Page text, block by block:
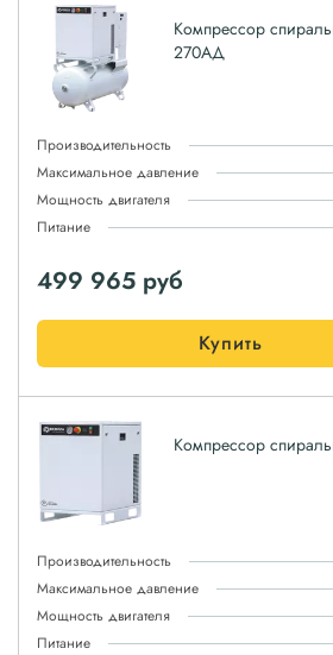
Компрессор
270АД
Производительность
Максимальное давление
Мощность двигателя
Питание
499 965 руб
Купить
Компрессор
Производительность
Максимальное давление
Мощность двигателя
Питание